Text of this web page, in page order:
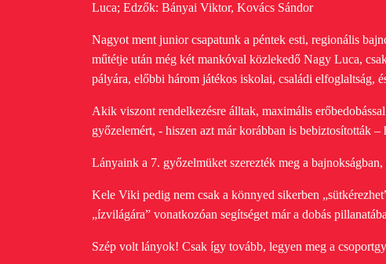
Luca; Edzők: Bányai Viktor, Kovács Sándor
Nagyot ment junior csapatunk a péntek esti, regionális
műtétje után még két mankóval közlekedő Nagy Luca,
pályára, előbbi három játékos iskolai, családi elfoglaltság,
Akik viszont rendelkezésre álltak, maximális
győzelemért, - hiszen azt már korábban is bebiztosították –
Lányaink a 7. győzelmüket szerezték meg a
Kele Viki pedig nem csak a könnyed sikerben
„ízvilágára” vonatkozóan segítséget már a dobás
Szép volt lányok! Csak így tovább, legyen meg a